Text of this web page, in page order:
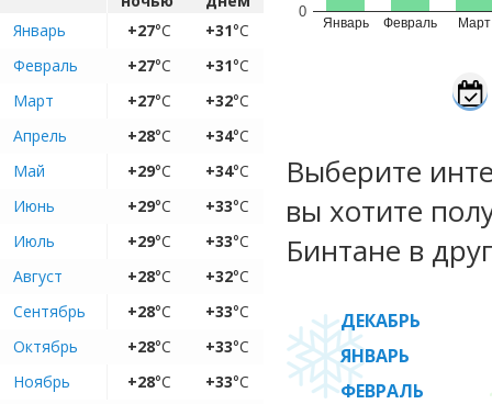
Январь
+27°C +31°C
Февраль
+27°C +31°C
Март
+27°C +32°C
Апрель
+28°C +34°C
Май
+29°C +34°C
Июнь
+29°C +33°C
Июль
+29°C +33°C
Август
+28°C +32°C
Сентябрь
+28°C +33°C
Октябрь
+28°C +33°C
Ноябрь
+28°C +33°C
Январь Февраль Март
0
Выберите
вы хотите
Бинтане в
ДЕКАБРЬ
ЯНВАРЬ
ФЕВРАЛЬ